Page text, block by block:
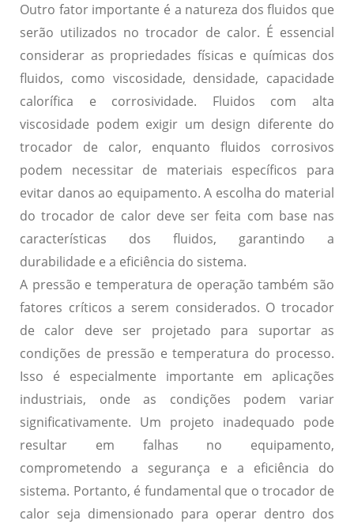
Outro fator importante é a natureza dos fluidos que
serão utilizados no trocador de calor. É essencial
considerar as propriedades físicas e químicas dos
fluidos, como viscosidade, densidade, capacidade
calorífica e corrosividade. Fluidos com alta
viscosidade podem exigir um design diferente do
trocador de calor, enquanto fluidos corrosivos
podem necessitar de materiais específicos para
evitar danos ao equipamento. A escolha do material
do trocador de calor deve ser feita com base nas
características dos fluidos, garantindo a
durabilidade e a eficiência do sistema.
A pressão e temperatura de operação também são
fatores críticos a serem considerados. O trocador
de calor deve ser projetado para suportar as
condições de pressão e temperatura do processo.
Isso é especialmente importante em aplicações
industriais, onde as condições podem variar
significativamente. Um projeto inadequado pode
resultar em falhas no equipamento,
comprometendo a segurança e a eficiência do
sistema. Portanto, é fundamental que o trocador de
calor seja dimensionado para operar dentro dos